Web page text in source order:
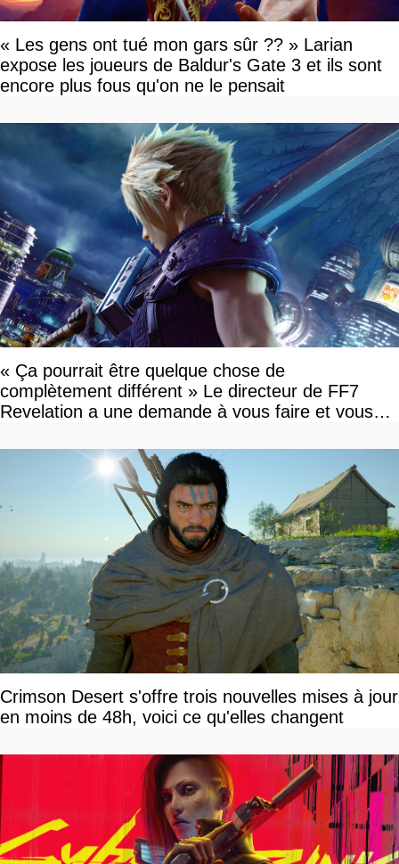
« Les gens ont tué mon gars sûr ?? » Larian
expose les joueurs de Baldur's Gate 3 et ils sont
encore plus fous qu'on ne le pensait
« Ça pourrait être quelque chose de
complètement différent » Le directeur de FF7
Revelation a une demande à vous faire et vous
Crimson Desert s'offre trois nouvelles mises à jour
en moins de 48h, voici ce qu'elles changent